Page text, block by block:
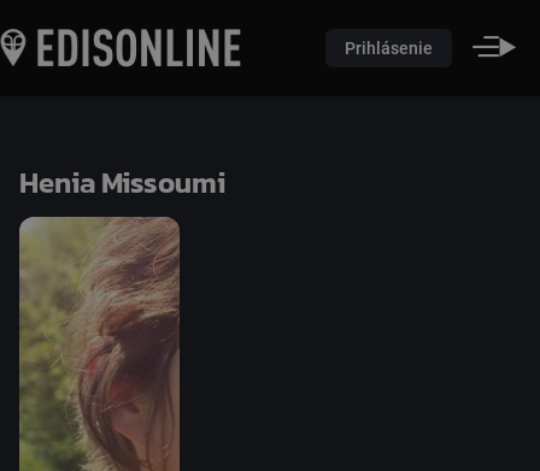
Prihlásenie
Henia Missoumi